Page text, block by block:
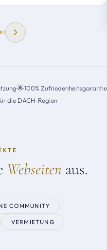
🌟100% Zufriedenheitsgarantie
die DACH-Region
Webseiten aus.
COMMUNITY
VERMIETUNG